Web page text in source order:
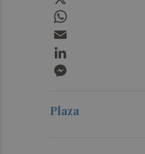
Plaza